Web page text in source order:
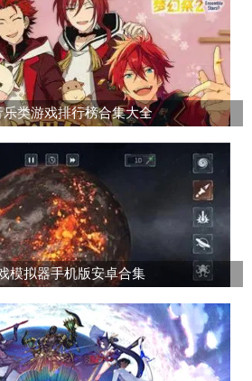
乐类游戏排行榜合集大全
模拟器手机版安卓合集